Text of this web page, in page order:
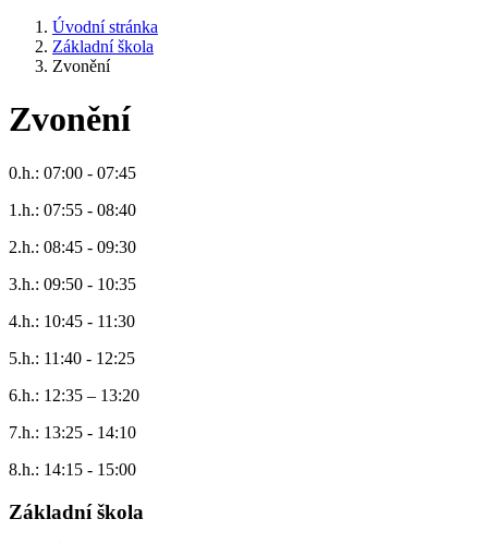
Úvodní stránka
Základní škola
Zvonění
Zvonění
0.h.: 07:00 - 07:45
1.h.: 07:55 - 08:40
2.h.: 08:45 - 09:30
3.h.: 09:50 - 10:35
4.h.: 10:45 - 11:30
5.h.: 11:40 - 12:25
6.h.: 12:35 – 13:20
7.h.: 13:25 - 14:10
8.h.: 14:15 - 15:00
Základní škola